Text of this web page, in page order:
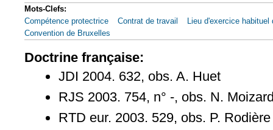
Mots-Clefs:
Compétence protectrice
Contrat de travail
Lieu d'exercice habituel
Convention de Bruxelles
Doctrine française:
JDI 2004. 632, obs. A. Huet
RJS 2003. 754, n° -, obs. N.
RTD eur. 2003. 529, obs. P. Rodière